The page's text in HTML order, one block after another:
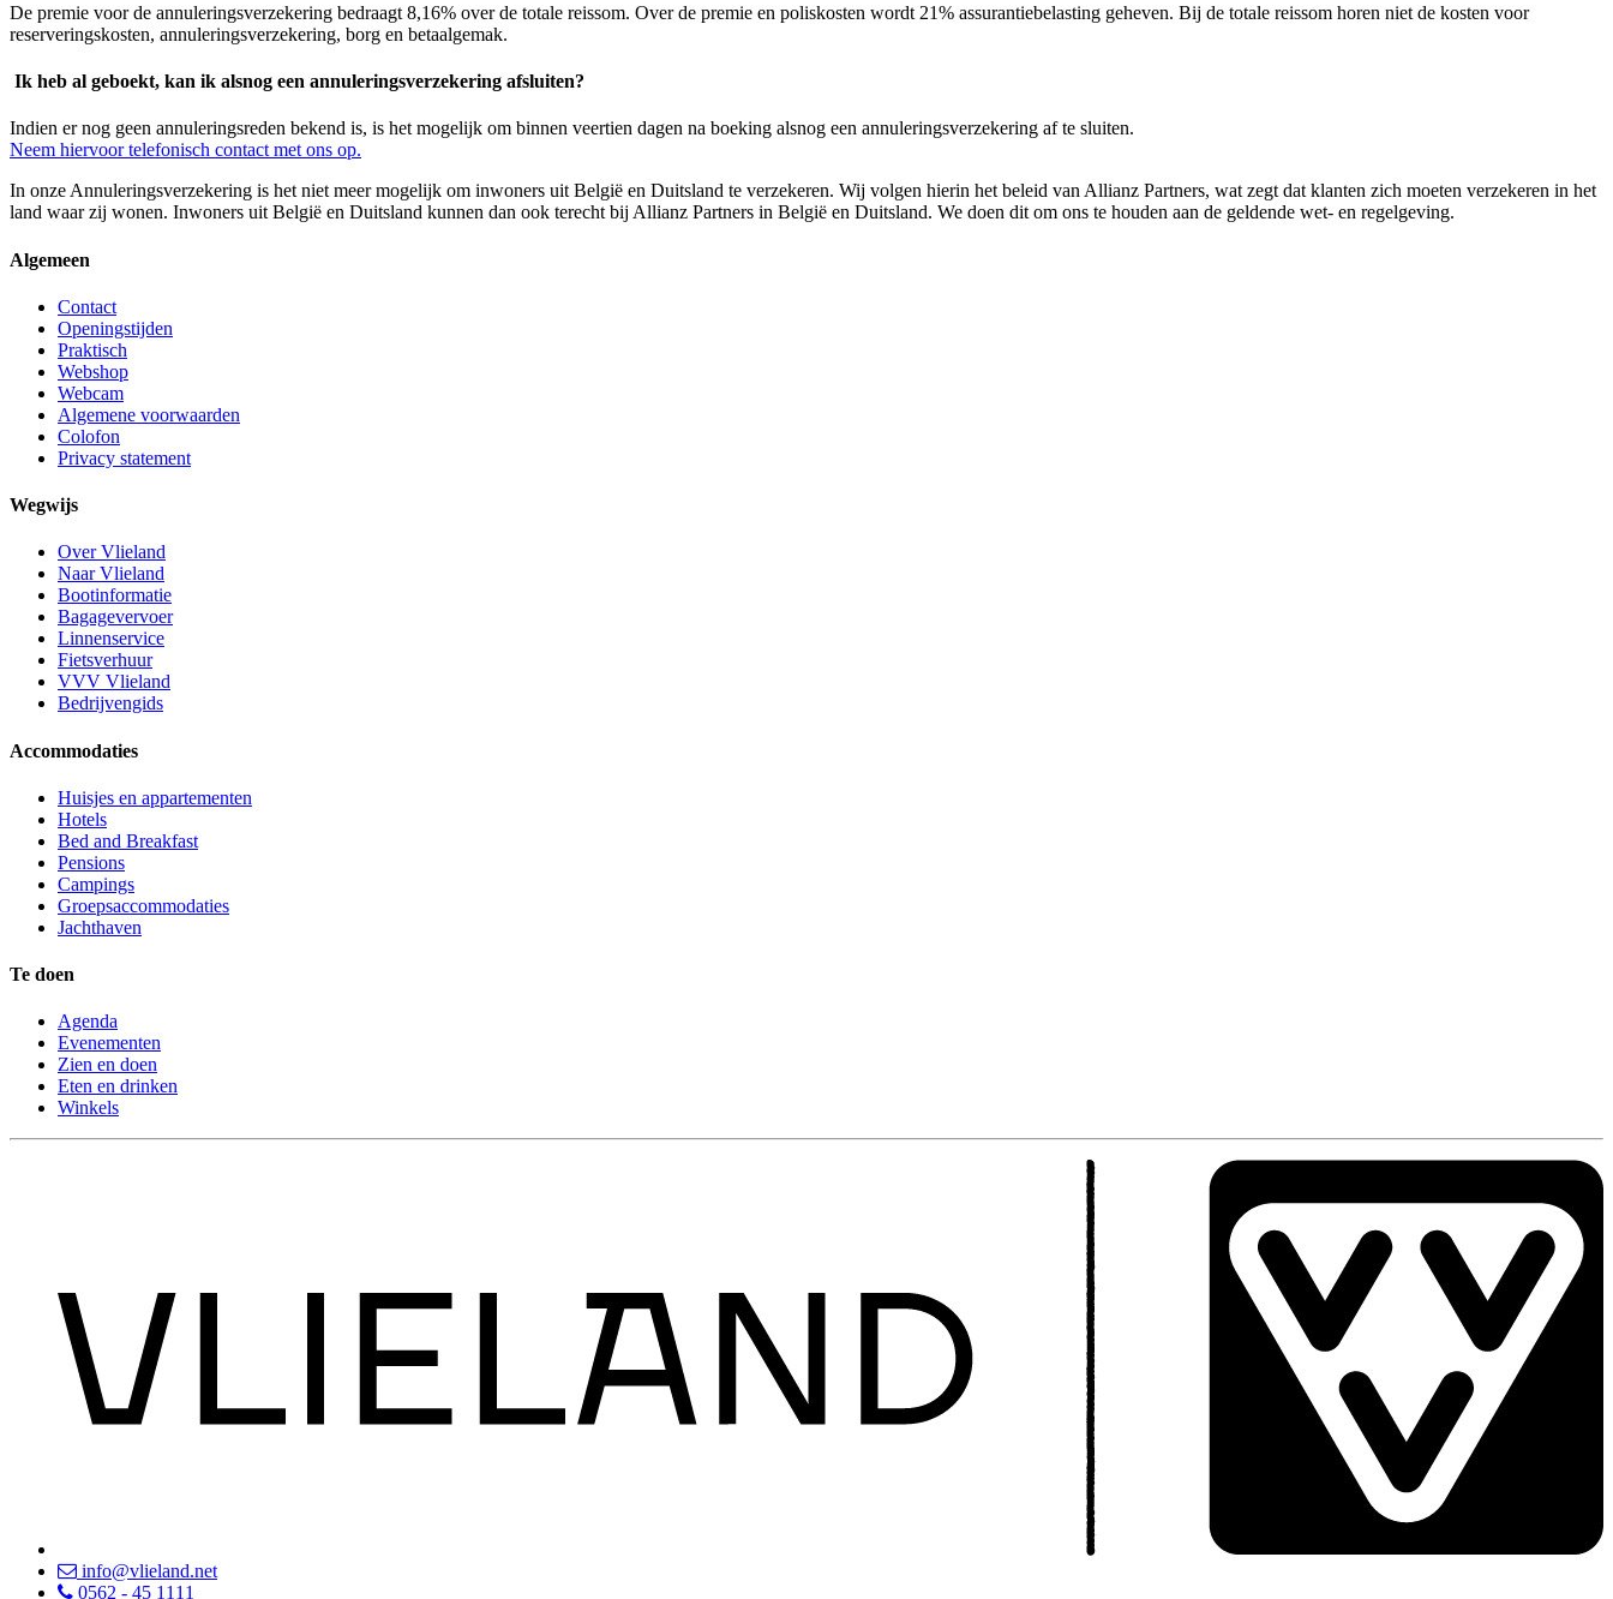
De premie voor de annuleringsverzekering bedraagt 8,16% over de totale reissom. Over de premie en poliskosten wordt 21% assurantiebelasting geheven. Bij de totale reissom horen niet de kosten voor
reserveringskosten, annuleringsverzekering, borg en betaalgemak.
Ik heb al geboekt, kan ik alsnog een annuleringsverzekering afsluiten?
Indien er nog geen annuleringsreden bekend is, is het mogelijk om binnen veertien dagen na boeking alsnog een annuleringsverzekering af te sluiten.
Neem hiervoor telefonisch contact met ons op.
In onze Annuleringsverzekering is het niet meer mogelijk om inwoners uit België en Duitsland te verzekeren. Wij volgen hierin het beleid van Allianz Partners, wat zegt dat klanten zich moeten verzekeren in het
land waar zij wonen. Inwoners uit België en Duitsland kunnen dan ook terecht bij Allianz Partners in België en Duitsland. We doen dit om ons te houden aan de geldende wet- en regelgeving.
Algemeen
Contact
Openingstijden
Praktisch
Webshop
Webcam
Algemene voorwaarden
Colofon
Privacy statement
Wegwijs
Over Vlieland
Naar Vlieland
Bootinformatie
Bagagevervoer
Linnenservice
Fietsverhuur
VVV Vlieland
Bedrijvengids
Accommodaties
Huisjes en appartementen
Hotels
Bed and Breakfast
Pensions
Campings
Groepsaccommodaties
Jachthaven
Te doen
Agenda
Evenementen
Zien en doen
Eten en drinken
Winkels
info@vlieland.net
0562 - 45 1111